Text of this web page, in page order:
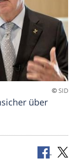
©SID
über